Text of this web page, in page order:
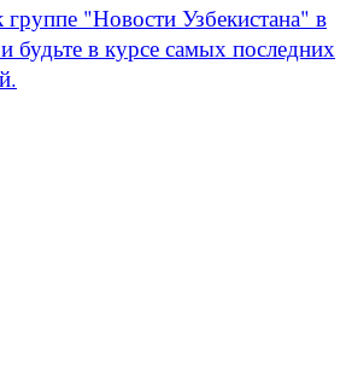
"Новости Узбекистана" в
будьте в курсе самых последних